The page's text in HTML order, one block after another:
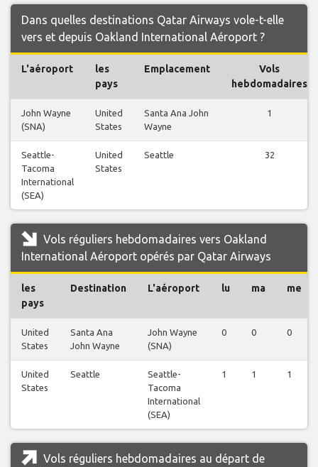
Dans quelles destinations Qatar Airways vole-t-elle
vers et depuis Oakland International Aéroport ?
L'aéroport
les
pays
Emplacement
Vols
hebdomadaires
John Wayne
(SNA)
United
States
Santa Ana John
Wayne
1
Seattle-
Tacoma
International
(SEA)
United
States
Seattle 32
Vols réguliers hebdomadaires vers Oakland
International Aéroport opérés par Qatar Airways
les
pays
Destination L'aéroport lu ma me
United
States
Santa Ana
John Wayne
John Wayne
(SNA)
0 0 0
United
States
Seattle
Seattle-
Tacoma
International
(SEA)
1 1 1
Vols réguliers hebdomadaires au départ de